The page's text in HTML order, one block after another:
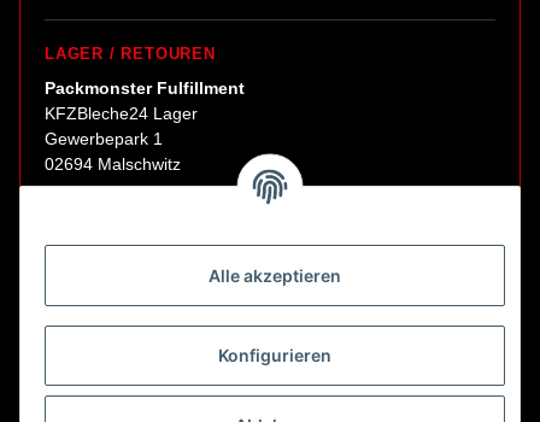
Alle akzeptieren
Konfigurieren
LAGER / RETOUREN
Packmonster Fulfillment
KFZBleche24 Lager
Gewerbepark 1
02694 Malschwitz
Abholungen nur nach Terminvereinbarung.
E-Mail:sales@kfzbleche24.de
Vertrag widerrufen